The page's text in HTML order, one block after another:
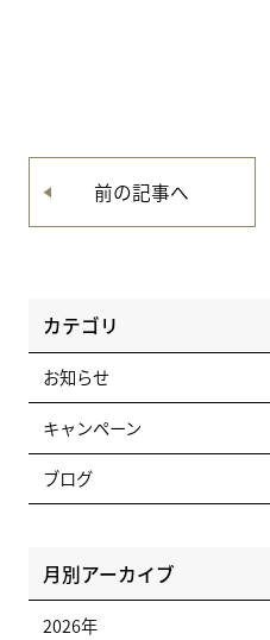
前の記事へ
カテゴリ
お知らせ
キャンペーン
ブログ
月別アーカイブ
2026年